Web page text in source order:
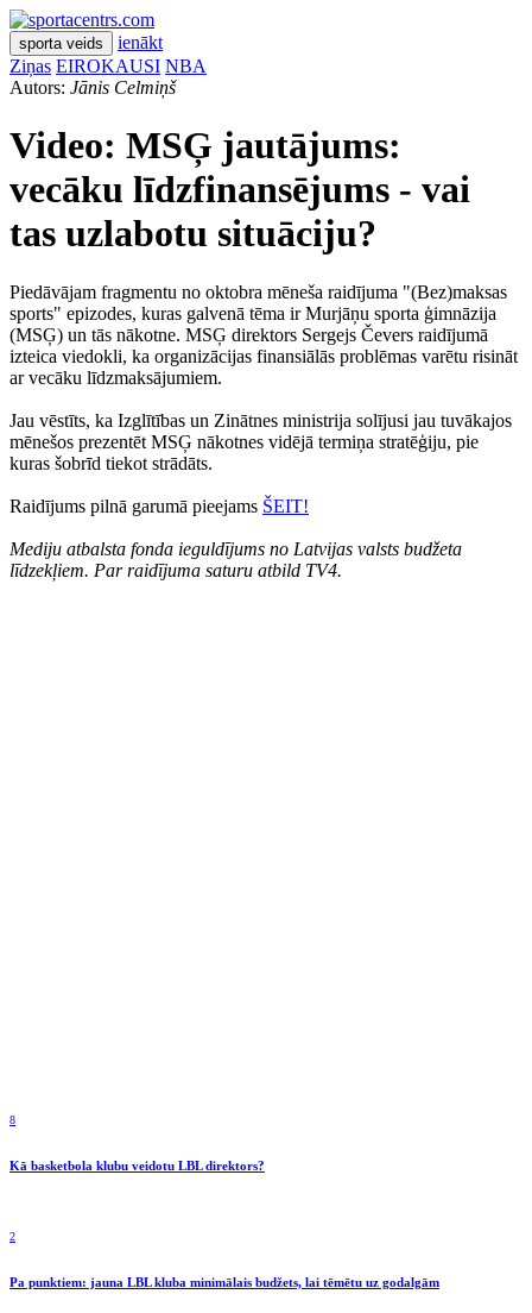
sporta veids
ienākt
Ziņas EIROKAUSI NBA
Autors: Jānis Celmiņš
Video: MSĢ jautājums:
vecāku līdzfinansējums - vai
tas uzlabotu situāciju?
Piedāvājam fragmentu no oktobra mēneša raidījuma "(Bez)maksas
sports" epizodes, kuras galvenā tēma ir Murjāņu sporta ģimnāzija
(MSĢ) un tās nākotne. MSĢ direktors Sergejs Čevers raidījumā
izteica viedokli, ka organizācijas finansiālās problēmas varētu risināt
ar vecāku līdzmaksājumiem.
Jau vēstīts, ka Izglītības un Zinātnes ministrija solījusi jau tuvākajos
mēnešos prezentēt MSĢ nākotnes vidējā termiņa stratēģiju, pie
kuras šobrīd tiekot strādāts.
Raidījums pilnā garumā pieejams ŠEIT!
Mediju atbalsta fonda ieguldījums no Latvijas valsts budžeta
līdzekļiem. Par raidījuma saturu atbild TV4.
8
Kā basketbola klubu veidotu LBL direktors?
2
Pa punktiem: jauna LBL kluba minimālais budžets, lai tēmētu uz godalgām